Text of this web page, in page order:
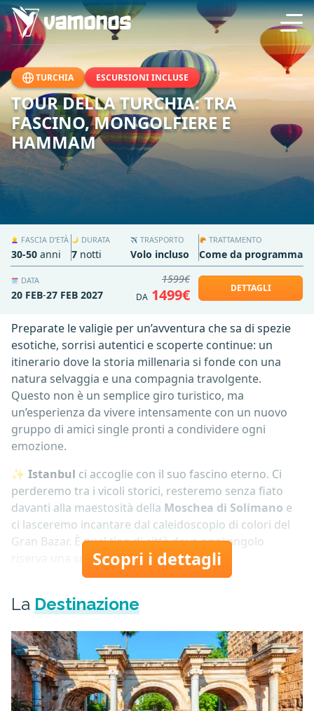
TURCHIA ESCURSIONI INCLUSE
TOUR DELLA TURCHIA: TRA
FASCINO, MONGOLFIERE E
HAMMAM
🗓️ DATA
20 FEB-27 FEB 2027
🌙 DURATA
7 notti
👱‍♀️ FASCIA D’ETÀ
30-50 anni
✈️ TRASPORTO
Volo incluso
🥐 TRATTAMENTO
Come da programma
1599€
DA 1499€ DETTAGLI
Preparate le valigie per un’avventura che sa di spezie
esotiche, sorrisi autentici e scoperte continue: un
itinerario dove la storia millenaria si fonde con una
natura selvaggia e una compagnia travolgente.
Questo non è un semplice giro turistico, ma
un’esperienza da vivere intensamente con un nuovo
gruppo di amici single pronti a condividere ogni
emozione.
✨ Istanbul ci accoglie con il suo fascino eterno. Ci
perderemo tra i vicoli storici, resteremo senza fiato
davanti alla maestosità della Moschea di Solimano e
ci lasceremo incantare dal caleidoscopio di colori del
Gran Bazar. È quel tipo di città dove ogni angolo
riserva una sorpresa...Scopri i dettagli
La Destinazione